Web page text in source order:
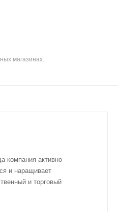
магазинах.
компания активно
и наращивает
и торговый